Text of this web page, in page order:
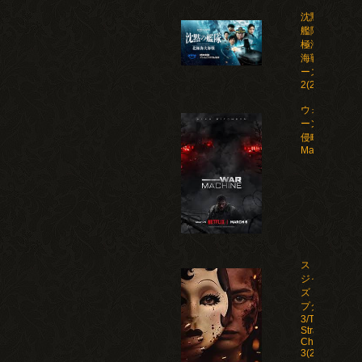
沈黙の
艦隊 北
極海大
海戦 シ
ーズン
2(2026)
ウォー・マシ
ーン: 未知な
侵略者/War
ストレン
ジャー
ズ：チャ
プター
3/The
Strangers:
Chapter
3(2026)